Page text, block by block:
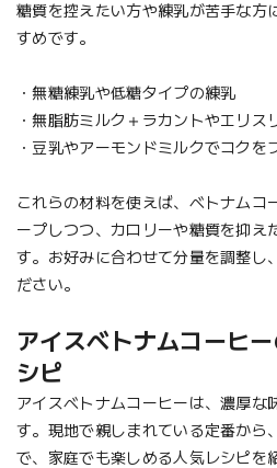
糖質を控えたい方や練乳が苦手な方
すめです。
・無糖練乳や低糖タイプの練乳
・無脂肪ミルク＋ラカントやエリ
・豆乳やアーモンドミルクでコクを
これらの材料を使えば、ベトナムコ
ープしつつ、カロリーや糖質を抑え
す。お好みに合わせて分量を調整し
ださい。
アイスベトナムコーヒ
シピ
アイスベトナムコーヒーは、濃厚な
す。現地で親しまれている定番から
で、家庭でも楽しめる人気レシピを